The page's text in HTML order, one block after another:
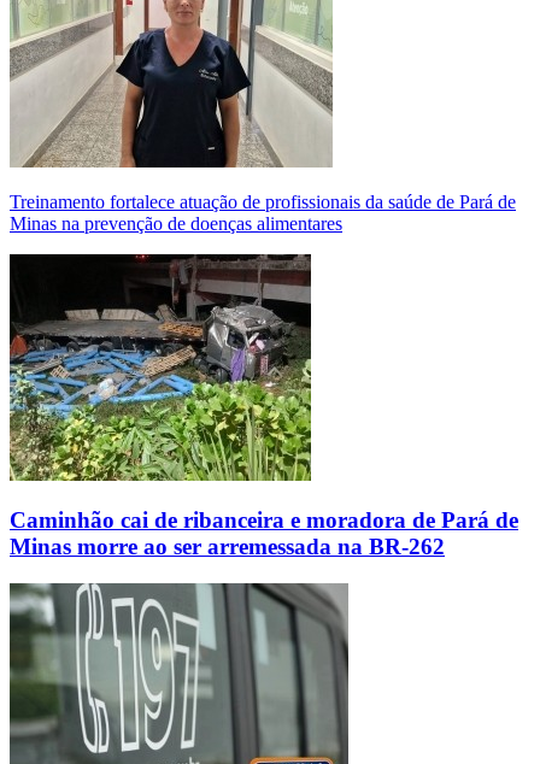
Treinamento fortalece atuação de profissionais da saúde de Pará de
Minas na prevenção de doenças alimentares
Caminhão cai de ribanceira e moradora de Pará de
Minas morre ao ser arremessada na BR-262